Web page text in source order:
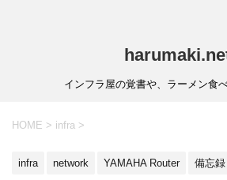
インフラ屋の覚書や、ラーメン食
HOME > infra >
infra network YAMAHA Router 備忘録